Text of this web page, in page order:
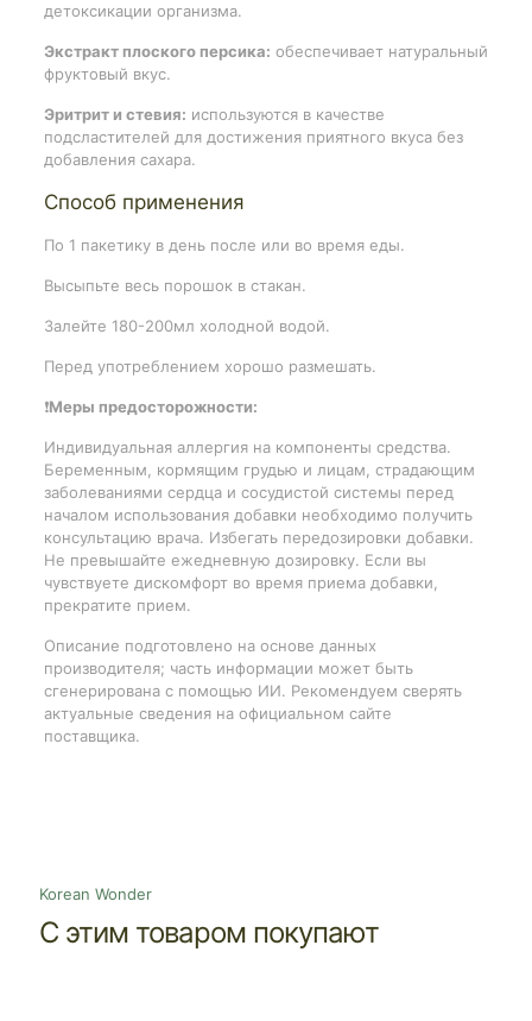
детоксикации организма.
Экстракт плоского персика: обеспечивает натуральный
фруктовый вкус.
Эритрит и стевия: используются в качестве
подсластителей для достижения приятного вкуса без
добавления сахара.
Способ применения
По 1 пакетику в день после или во время еды.
Высыпьте весь порошок в стакан.
Залейте 180-200мл холодной водой.
Перед употреблением хорошо размешать.
❗️Меры предосторожности:
Индивидуальная аллергия на компоненты средства.
Беременным, кормящим грудью и лицам, страдающим
заболеваниями сердца и сосудистой системы перед
началом использования добавки необходимо получить
консультацию врача. Избегать передозировки добавки.
Не превышайте ежедневную дозировку. Если вы
чувствуете дискомфорт во время приема добавки,
прекратите прием.
Описание подготовлено на основе данных
производителя; часть информации может быть
сгенерирована с помощью ИИ. Рекомендуем сверять
актуальные сведения на официальном сайте
поставщика.
Korean Wonder
С этим товаром покупают